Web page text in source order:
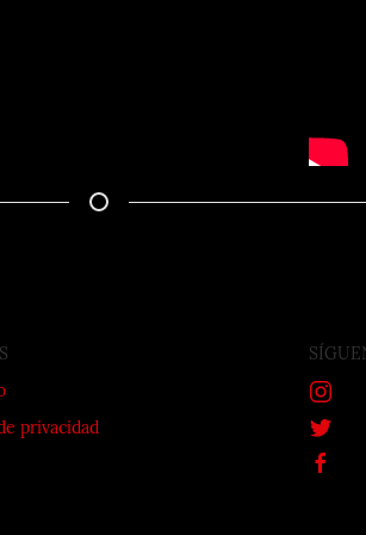
privacidad